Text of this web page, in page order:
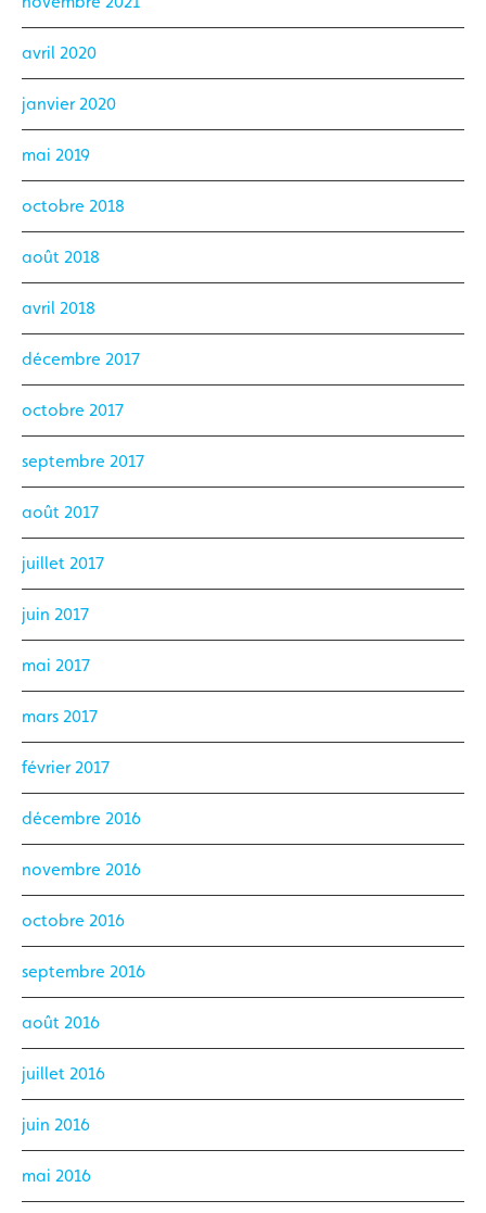
avril 2020
janvier 2020
mai 2019
octobre 2018
août 2018
avril 2018
décembre 2017
octobre 2017
septembre 2017
août 2017
juillet 2017
juin 2017
mai 2017
mars 2017
février 2017
décembre 2016
novembre 2016
octobre 2016
septembre 2016
août 2016
juillet 2016
juin 2016
mai 2016